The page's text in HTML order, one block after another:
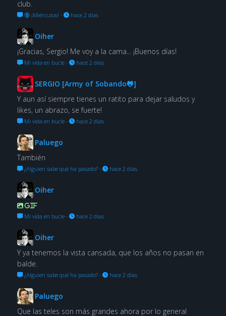
club.
🔞 ¡Miérculos! · hace 2 días
Oiher
¡Gracias, Sergio! Me voy a la cama... ¡Buenos días!
Mi vida en bucle· hace 2 días
SERGIO [Army of Sobando🐸]
Y aun así siempre tienes un ratito para dejar saludos y
likes, un abrazo, se fuerte!
Mi vida en bucle· hace 2 días
Paluego
También
¿Alguien sabe qué ha pasado?· hace 2 días
Oiher
GIF
Mi vida en bucle· hace 2 días
Oiher
Y ya tenemos la vista cansada, que los años no pasan en
balde.
¿Alguien sabe qué ha pasado?· hace 2 días
Paluego
Que las teles son más grandes ahora por lo general